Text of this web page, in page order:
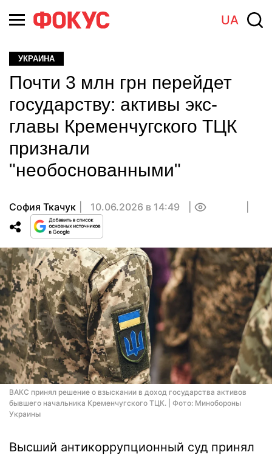
UA
УКРАИНА
Почти 3 млн грн перейдет
государству: активы экс-
главы Кременчугского ТЦК
признали
"необоснованными"
София Ткачук 10.06.2026 в 14:49
ВАКС принял решение о взыскании в доход государства активов
бывшего начальника Кременчугского ТЦК. | Фото: Минобороны
Украины
Высший антикоррупционный суд принял